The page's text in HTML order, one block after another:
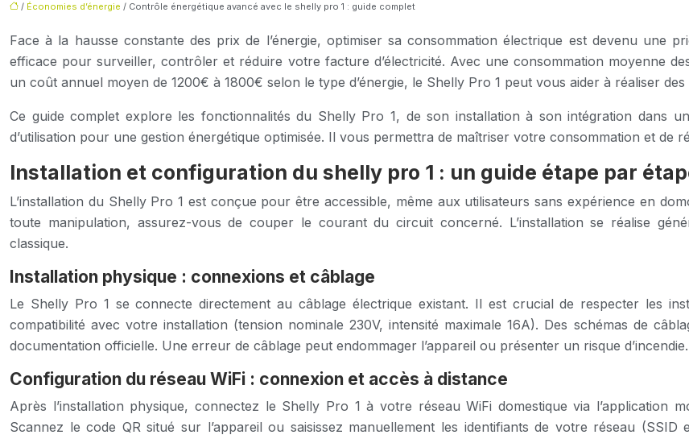
/ Économies d’énergie / Contrôle énergétique avancé avec le shelly pro 1 : guide complet
Face à la hausse constante des prix de l’énergie, optimiser sa consommation électrique est devenu une
efficace pour surveiller, contrôler et réduire votre facture d’électricité. Avec une consommation moyenne
un coût annuel moyen de 1200€ à 1800€ selon le type d’énergie, le Shelly Pro 1 peut vous aider à réaliser
Ce guide complet explore les fonctionnalités du Shelly Pro 1, de son installation à son intégration dans
d’utilisation pour une gestion énergétique optimisée. Il vous permettra de maîtriser votre consommation et de
Installation et configuration du shelly pro 1 : un guide étape par
L’installation du Shelly Pro 1 est conçue pour être accessible, même aux utilisateurs sans expérience en
toute manipulation, assurez-vous de couper le courant du circuit concerné. L’installation se réalise
classique.
Installation physique : connexions et câblage
Le Shelly Pro 1 se connecte directement au câblage électrique existant. Il est crucial de respecter les
compatibilité avec votre installation (tension nominale 230V, intensité maximale 16A). Des schémas de
documentation officielle. Une erreur de câblage peut endommager l’appareil ou présenter un risque d’incendie.
Configuration du réseau WiFi : connexion et accès à distance
Après l’installation physique, connectez le Shelly Pro 1 à votre réseau WiFi domestique via l’application
Scannez le code QR situé sur l’appareil ou saisissez manuellement les identifiants de votre réseau